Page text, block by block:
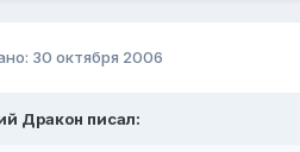
30 октября 2006
Дракон писал: